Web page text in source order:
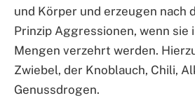
und Körper und erzeugen nach
Prinzip Aggressionen, wenn sie
Mengen verzehrt werden.
Zwiebel, der Knoblauch, Chili,
Genussdrogen.